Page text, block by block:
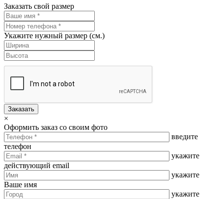
Заказать свой размер
Укажите нужный размер (см.)
Заказать
×
Оформить заказ со своим фото
введите
телефон
укажите
действующий email
укажите
Ваше имя
укажите